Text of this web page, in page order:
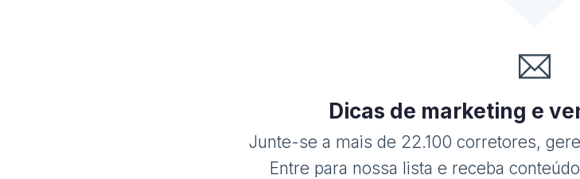
Dicas de marketing e
Junte-se a mais de 22.100 corretores,
Entre para nossa lista e receba